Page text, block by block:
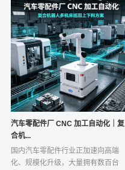
汽车零配件厂 CNC 加工自动化｜复
合机...
国内汽车零配件行业正加速向高端
化、规模化升级，大量拥有数百台